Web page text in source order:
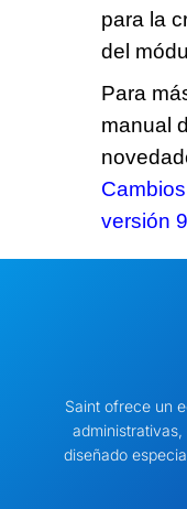
para la
del
Para
manual
versión
Saint ofrece un
diseñado